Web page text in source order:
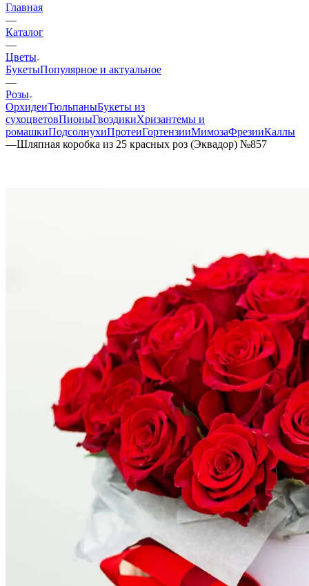
Главная
—
Каталог
—
Цветы
БукетыПопулярное и актуальное
—
Розы
ОрхидеиТюльпаныБукеты из
сухоцветовПионыГвоздикиХризантемы и
ромашкиПодсолнухиПротеиГортензииМимозаФрезииКаллы
—Шляпная коробка из 25 красных роз (Эквадор) №857